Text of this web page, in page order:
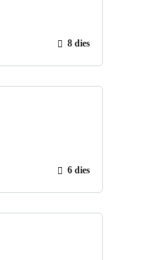
8 dies
6 dies